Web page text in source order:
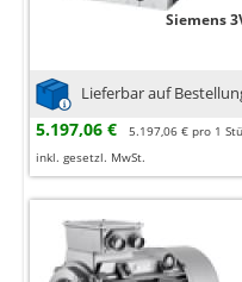
Siemens
Lieferbar auf
5.197,06 €
5.197,06 € pro 1
inkl. gesetzl. MwSt.